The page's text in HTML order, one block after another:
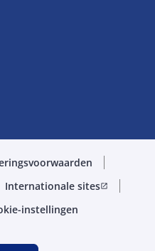
Internationale sitesopen_in_new
instellingen